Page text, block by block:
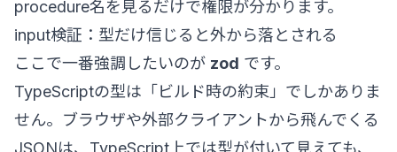
procedure名を見るだけで権限が分かります。
input検証：型だけ信じると外から落とされる
ここで一番強調したいのが zod です。
TypeScriptの型は「ビルド時の約束」でしかありま
せん。ブラウザや外部クライアントから飛んでくる
JSONは、TypeScript上では型が付いて見えても、